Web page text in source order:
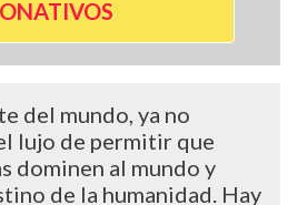
del mundo, ya no
lujo de permitir que
dominen al mundo y
de la humanidad. Hay